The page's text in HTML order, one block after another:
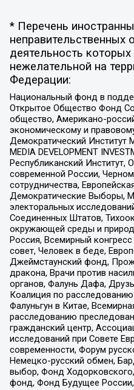
* Перечень
неправительственных
деятельность которых
нежелательной на
Федерации:
Национальный фонд в
Открытое Общество Фонд
общество, Американо-
экономическому и
Демократический
MEDIA DEVELOPMENT
Республиканский Институт,
современной России,
сотрудничества,
Демократические Выборы,
электоральных
Соединенных Штатов,
окружающей среды и
Россия, Всемирный конгресс
совет, Человек в беде,
Джеймстаунский фонд,
дракона, Врачи против
органов, Фалунь Дафа,
Коалиция по
Фалуньгун в Китае,
расследованию
гражданский центр,
исследований при Совете
современности, Форум
Немецко-русский обмен,
выбор, Фонд
фонд, Фонд Будущее